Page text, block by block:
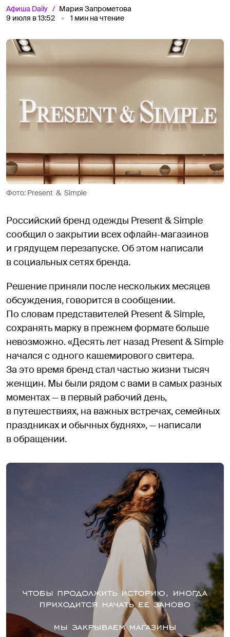
Афиша Daily
Мария Запрометова
9 июля в 13:52
1 мин на чтение
Фото: Present & Simple
Российский бренд одежды Present & Simple
сообщил о закрытии всех офлайн-магазинов
и грядущем перезапуске. Об этом написали
в социальных сетях бренда.
Решение приняли после нескольких месяцев
обсуждения, говорится в сообщении.
По словам представителей Present & Simple,
сохранять марку в прежнем формате больше
невозможно. «Десять лет назад Present & Simple
начался с одного кашемирового свитера.
За это время бренд стал частью жизни тысяч
женщин. Мы были рядом с вами в самых разных
моментах — в первый рабочий день,
в путешествиях, на важных встречах, семейных
праздниках и обычных буднях», — написали
в обращении.